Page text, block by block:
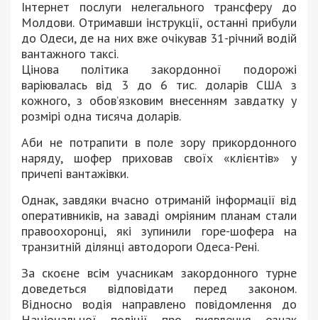
Інтернет послуги нелегального трансферу до
Молдови. Отримавши інструкції, останні прибули
до Одеси, де на них вже очікував 31-річний водій
вантажного таксі.
Цінова політика закордонної подорожі
варіювалась від 3 до 6 тис. доларів США з
кожного, з обов’язковим внесенням завдатку у
розмірі одна тисяча доларів.
Аби не потрапити в поле зору прикордонного
наряду, шофер приховав своїх «клієнтів» у
причепі вантажівки.
Однак, завдяки вчасно отриманій інформації від
оперативників, на заваді омріяним планам стали
правоохоронці, які зупинили горе-шофера на
транзитній ділянці автодороги Одеса-Рені.
За скоєне всім учасникам закордонного турне
доведеться відповідати перед законом.
Відносно водія направлено повідомлення до